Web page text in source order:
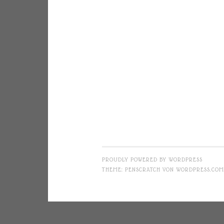
PROUDLY POWERED BY WORDPRESS
THEME: PENSCRATCH VON WORDPRESS.COM